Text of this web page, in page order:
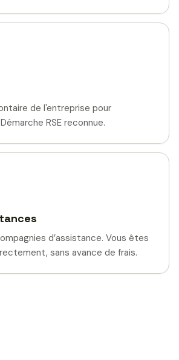
de l'entreprise pour
RSE reconnue.
d’assistance. Vous êtes
sans avance de frais.